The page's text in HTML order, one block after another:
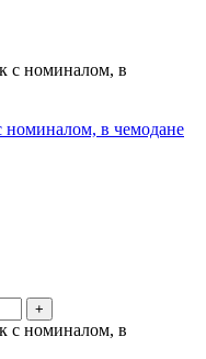
в чемодане
+